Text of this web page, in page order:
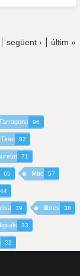
següent › últim »
96
82
71
65 Mac 57
44
39 llibres 38
33
32